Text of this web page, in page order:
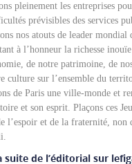
pleinement les entreprises
prévisibles des services
nos atouts de leader mondial
à l’honneur la richesse
de notre patrimoine, de
culture sur l’ensemble du
de Paris une ville-monde et
et son esprit. Plaçons ces
l’espoir et de la fraternité, non
suite de l’éditorial sur